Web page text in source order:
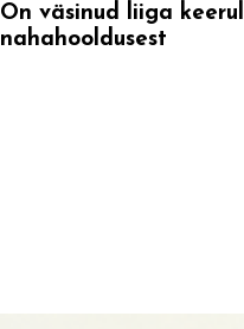
On väsinud liiga
nahahooldusest